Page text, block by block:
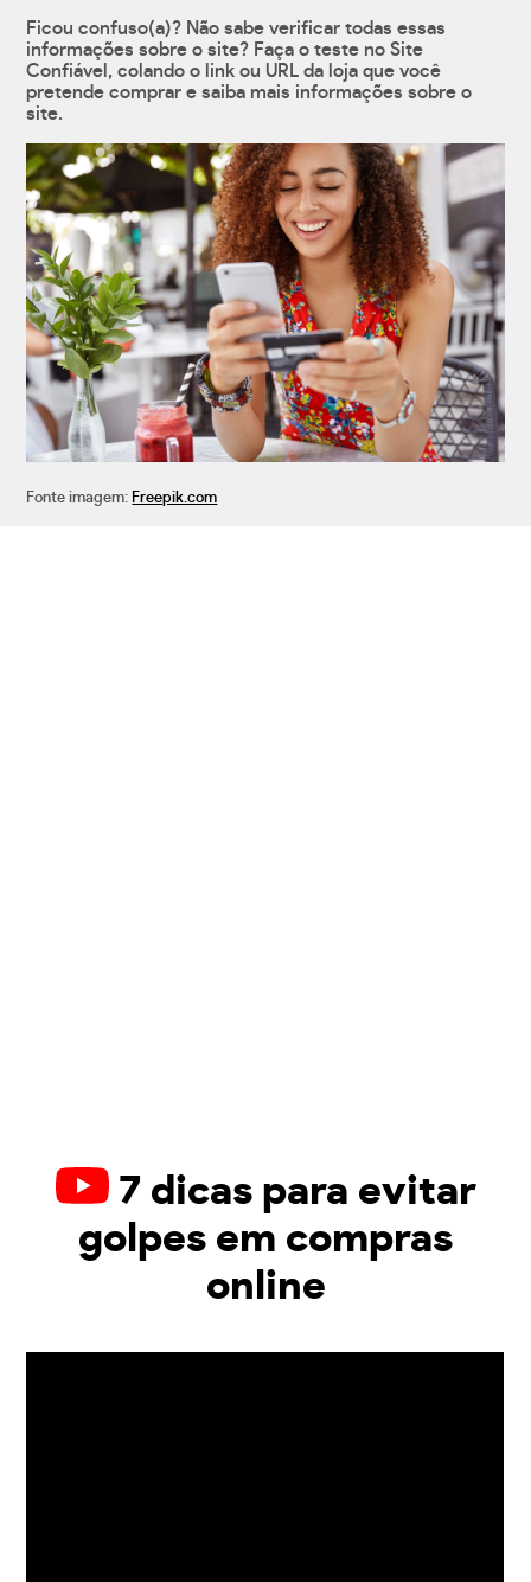
Ficou confuso(a)? Não sabe verificar todas essas
informações sobre o site? Faça o teste no Site
Confiável, colando o link ou URL da loja que você
pretende comprar e saiba mais informações sobre o
site.
Fonte imagem: Freepik.com
7 dicas para evitar
golpes em compras
online